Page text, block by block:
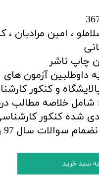
، امین مرادیان ،
چاپ ناشر
داوطلبین آزمون
و کنکور
شامل خلاصه مطالب
شده کنکور
سال 97 و 98 می باشد.
سبد خرید